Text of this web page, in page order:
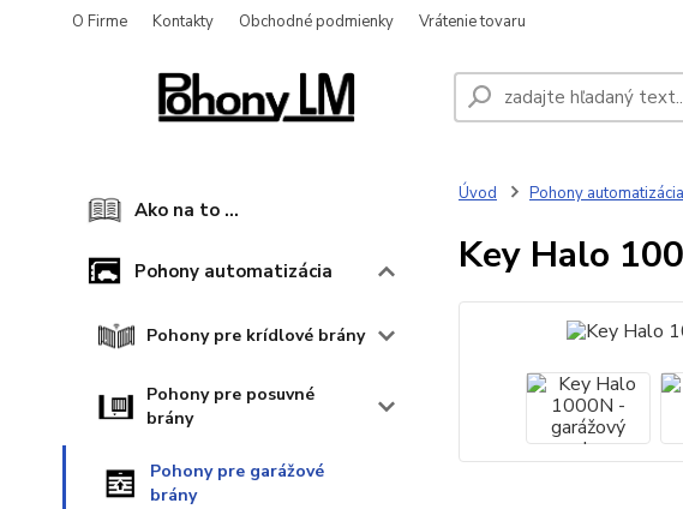
O Firme Kontakty Obchodné podmienky Vrátenie tovaru
Ako na to ...
Pohony automatizácia
Pohony pre krídlové brány
Pohony pre posuvné
brány
Pohony pre garážové
brány
Úvod Pohony automatizácia
Key Halo